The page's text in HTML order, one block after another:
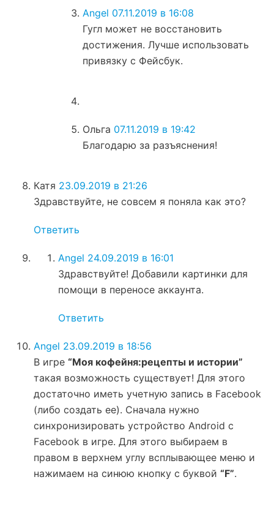
Angel 07.11.2019 в 16:08
Гугл может не восстановить
достижения. Лучше использовать
привязку с Фейсбук.
Ольга 07.11.2019 в 19:42
Благодарю за разъяснения!
Катя 23.09.2019 в 21:26
Здравствуйте, не совсем я поняла как это?
Ответить
Angel 24.09.2019 в 16:01
Здравствуйте! Добавили картинки для
помощи в переносе аккаунта.
Ответить
Angel 23.09.2019 в 18:56
В игре “Моя кофейня:рецепты и истории”
такая возможность существует! Для этого
достаточно иметь учетную запись в Facebook
(либо создать ее). Сначала нужно
синхронизировать устройство Android с
Facebook в игре. Для этого выбираем в
правом в верхнем углу всплывающее меню и
нажимаем на синюю кнопку с буквой “F”.